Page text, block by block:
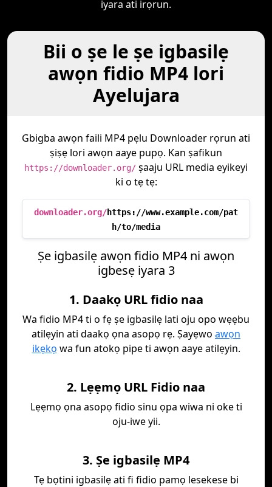
iyara ati irọrun.
Bii o ṣe le ṣe igbasilẹ
awọn fidio MP4 lori
Ayelujara
Gbigba awọn faili MP4 pẹlu Downloader rọrun ati
ṣiṣẹ lori awọn aaye pupọ. Kan ṣafikun
https://downloader.org/ ṣaaju URL media eyikeyi
ki o tẹ tẹ:
downloader.org/https://www.example.com/pat
h/to/media
Ṣe igbasilẹ awọn fidio MP4 ni awọn
igbesẹ iyara 3
1. Daakọ URL fidio naa
Wa fidio MP4 ti o fẹ ṣe igbasilẹ lati oju opo wẹẹbu
atilẹyin ati daakọ ọna asopọ rẹ. Ṣayẹwo awọn
ikẹkọ wa fun atokọ pipe ti awọn aaye atilẹyin.
2. Lẹẹmọ URL Fidio naa
Lẹẹmọ ọna asopọ fidio sinu ọpa wiwa ni oke ti
oju-iwe yii.
3. Ṣe igbasilẹ MP4
Tẹ bọtini igbasilẹ ati fi fidio pamọ lesekese bi